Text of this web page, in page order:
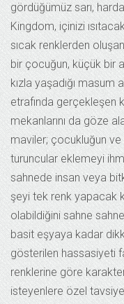
gördüğümüz sarı,
Kingdom, içinizi
sıcak renklerden
bir çocuğun, küçük bir
kızla yaşadığı masum
etrafında gerçekleşen
mekanlarını da göze
maviler; çocukluğun ve
turuncular eklemeyi
sahnede insan veya
şeyi tek renk yapacak
olabildiğini sahne
basit eşyaya kadar
gösterilen hassasiyeti
renklerine göre
isteyenlere özel